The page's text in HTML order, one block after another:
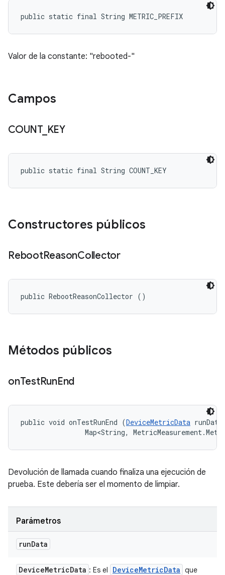
public static final String METRIC_PREFIX
Valor de la constante: "rebooted-"
Campos
COUNT_ KEY
public static final String COUNT_KEY
Constructores públicos
RebootReasonCollector
public RebootReasonCollector ()
Métodos públicos
onTestRunEnd
public void onTestRunEnd (DeviceMetricData
Map<String,
Devolución de llamada cuando finaliza una ejecución de
prueba. Este debería ser el momento de limpiar.
Parámetros
runData
DeviceMetricData : Es el DeviceMetricData que